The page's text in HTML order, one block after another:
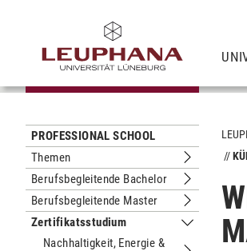
PROFESSIONAL SCHOOL
Themen
Untermenu
Berufsbegleitende Bachelor
Untermenu
Berufsbegleitende Master
Untermenu
Zertifikatsstudium
Untermenu
Nachhaltigkeit, Energie &